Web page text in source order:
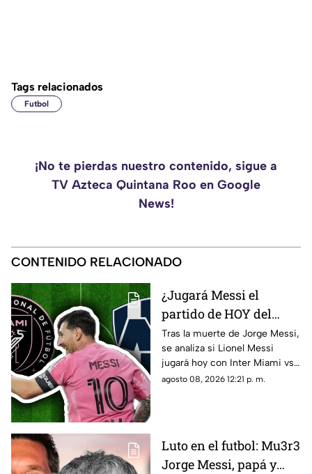
Tags relacionados
Futbol
¡No te pierdas nuestro contenido, sigue a
TV Azteca Quintana Roo en Google
News!
CONTENIDO RELACIONADO
¿Jugará Messi el
partido de HOY del
Inter Miami vs
Monterrey tras la
muerte de su padre?
Esto se sabe
Tras la muerte de Jorge Messi,
se analiza si Lionel Messi
jugará hoy con Inter Miami vs
Monterrey por la Leagues Cup.
agosto 08, 2026 12:21 p. m.
Luto en el futbol: Mu3r3
Jorge Messi, papá y